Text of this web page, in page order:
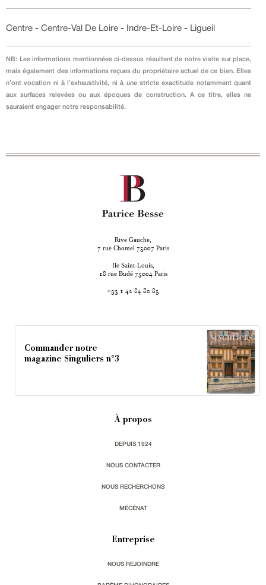
Centre - Centre-Val De Loire - Indre-Et-Loire - Ligueil
NB: Les informations mentionnées ci-dessus résultent de notre visite sur place,
mais également des informations reçues du propriétaire actuel de ce bien. Elles
n’ont vocation ni à l’exhaustivité, ni à une stricte exactitude notamment quant
aux surfaces relevées ou aux époques de construction. A ce titre, elles ne
sauraient engager notre responsabilité.
Rive Gauche,
7 rue Chomel 75007 Paris
Ile Saint-Louis,
18 rue Budé 75004 Paris
+33 1 42 84 80 85
Commander notre
magazine Singuliers n°3
À propos
DEPUIS 1924
NOUS CONTACTER
NOUS RECHERCHONS
MÉCÉNAT
Entreprise
NOUS REJOINDRE